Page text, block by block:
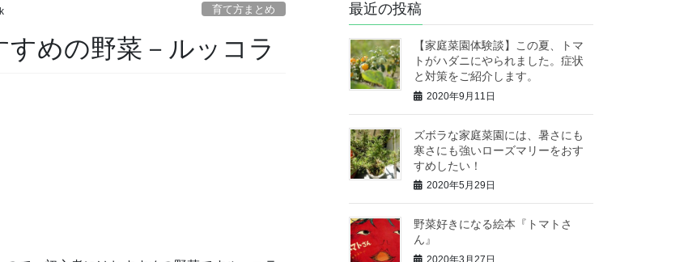
育て方まとめ
めの野菜－ルッコラ
最近の投稿
【家庭菜園体験談】この夏、トマ
トがハダニにやられました。症状
と対策をご紹介します。
2020年9月11日
ズボラな家庭菜園には、暑さにも
寒さにも強いローズマリーをおす
すめしたい！
2020年5月29日
野菜好きになる絵本『トマトさ
ん』
2020年3月27日